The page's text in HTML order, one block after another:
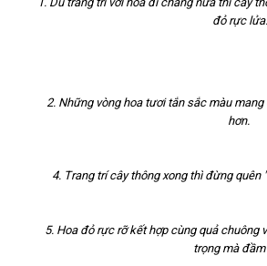
đỏ rực lửa.
2. Những vòng hoa tươi tắn sắc màu
hơn.
4. Trang trí cây thông xong thì đừng
5. Hoa đỏ rực rỡ kết hợp cùng quả chuông
trọng mà